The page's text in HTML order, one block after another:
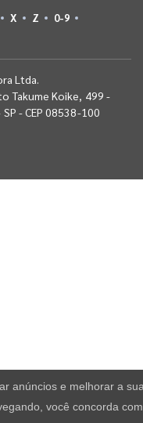
X Z 0-9
Ltda.
Takume Koike, 499 -
- CEP 08538-100
anúncios e melhorar a
você concorda